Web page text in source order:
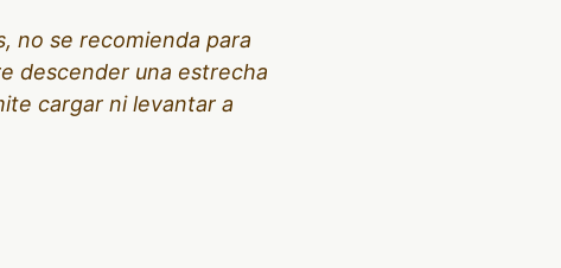
no se recomienda para
descender una estrecha
cargar ni levantar a